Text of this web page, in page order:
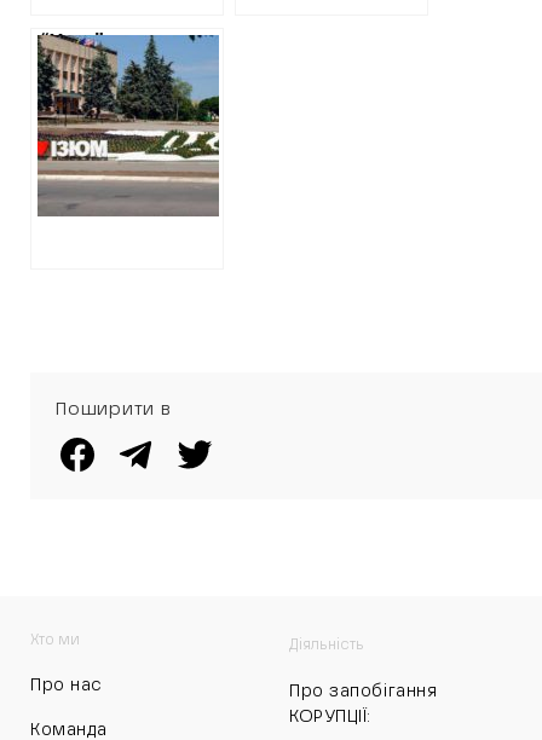
“Україна здасть
Ізюм, бо там
нічого не
відновлюють” –
російський фейк
Поширити в
Хто ми
Про нас
Команда
Діяльність
Про запобігання
КОРУПЦІЇ: